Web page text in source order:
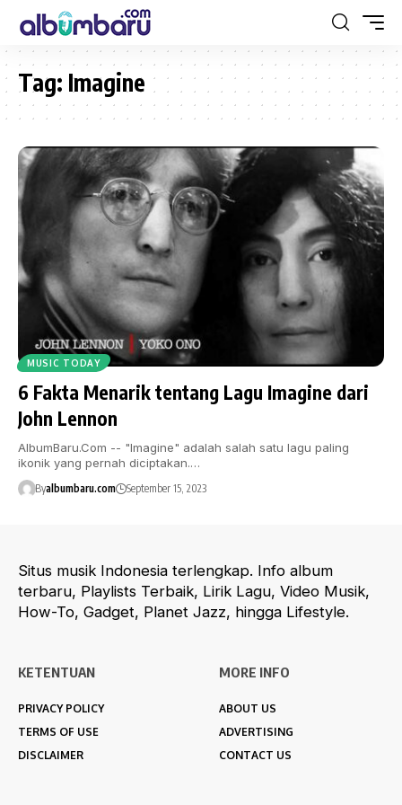
Tag: Imagine
MUSIC TODAY
6 Fakta Menarik tentang Lagu Imagine dari
John Lennon
AlbumBaru.Com -- "Imagine" adalah salah satu lagu paling
ikonik yang pernah diciptakan.…
Byalbumbaru.com September 15, 2023
Situs musik Indonesia terlengkap. Info album
terbaru, Playlists Terbaik, Lirik Lagu, Video Musik,
How-To, Gadget, Planet Jazz, hingga Lifestyle.
KETENTUAN
PRIVACY POLICY
TERMS OF USE
DISCLAIMER
MORE INFO
ABOUT US
ADVERTISING
CONTACT US